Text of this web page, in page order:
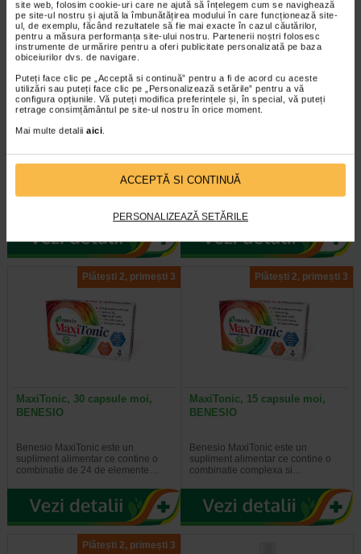
site web, folosim cookie-uri care ne ajută să înțelegem cum se navighează
pe site-ul nostru și ajută la îmbunătățirea modului în care funcționează site-
ul, de exemplu, făcând rezultatele să fie mai exacte în cazul căutărilor,
pentru a măsura performanța site-ului nostru. Partenerii noștri folosesc
instrumente de urmărire pentru a oferi publicitate personalizată pe baza
obiceiurilor dvs. de navigare.
Puteți face clic pe „Acceptă si continuă” pentru a fi de acord cu aceste
utilizări sau puteți face clic pe „Personalizează setările” pentru a vă
configura opțiunile. Vă puteți modifica preferințele și, în special, vă puteți
retrage consimțământul pe site-ul nostru în orice moment.
Mai multe detalii aici.
ACCEPTĂ SI CONTINUĂ
PERSONALIZEAZĂ SETĂRILE
-25% Preț întreg: 57.50 Lei
Preț redus: 43.13 Lei
Minoxicapil, 30 capsule,
Doctor Fiterman MINOXICAPIL este
-35% Preț întreg: 96.60 Lei
Preț redus: 62.79 Lei
Doctor Fiterman MINOXICAPIL
Plătești 2, primești 3
MaxiTonic, 30 capsule moi,
BENESIO
Benesio MaxiTonic este un
supliment alimentar ce contine o
combinatie de 24 de elemente…
Plătești 2, primești 3
MaxiTonic, 15 capsule moi,
BENESIO
Benesio MaxiTonic este un
supliment alimentar ce contine o
combinatie complexa si…
Plătești 2, primești 3